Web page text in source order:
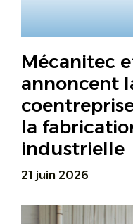
Mécanitec
annoncent
la
industrielle
21 juin 2026